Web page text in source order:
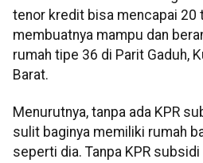
tenor kredit bisa mencapai 20
membuatnya mampu dan
rumah tipe 36 di Parit Gaduh,
Barat.
Menurutnya, tanpa ada KPR
sulit baginya memiliki rumah
seperti dia. Tanpa KPR